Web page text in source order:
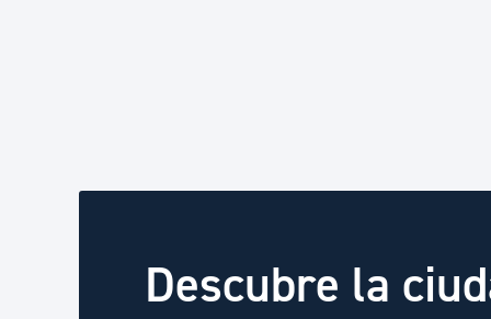
Descubre la